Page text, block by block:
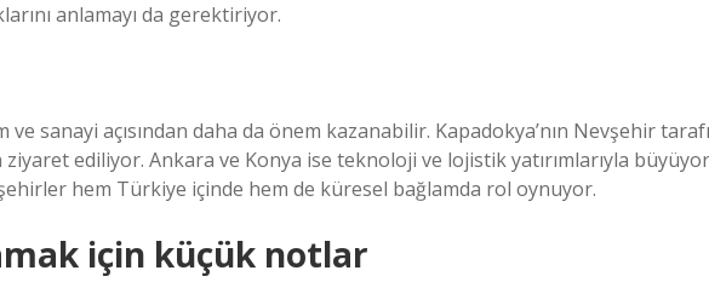
anlamayı da gerektiriyor.
sanayi açısından daha da önem kazanabilir. Kapadokya’nın Nevşehir tarafı
ediliyor. Ankara ve Konya ise teknoloji ve lojistik yatırımlarıyla
şehirler hem Türkiye içinde hem de küresel bağlamda rol oynuyor.
için küçük notlar